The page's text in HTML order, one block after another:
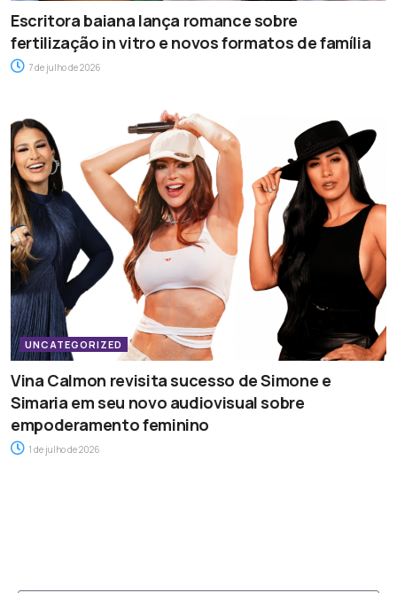
Escritora baiana lança romance sobre
fertilização in vitro e novos formatos de família
7 de julho de 2026
UNCATEGORIZED
Vina Calmon revisita sucesso de Simone e
Simaria em seu novo audiovisual sobre
empoderamento feminino
1 de julho de 2026